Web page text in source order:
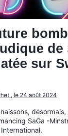
de
sur
, le 24 août 2024
SaGa -